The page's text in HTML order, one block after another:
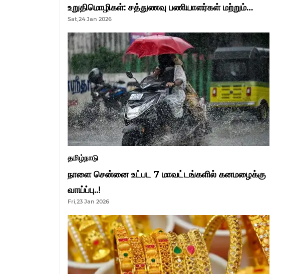
உறுதிமொழிகள்: சத்துணவு பணியாளர்கள் மற்றும்
ஆசிரியர்களுக்கு ஜாக்பாட்!
Sat,24 Jan 2026
தமிழ்நாடு
நாளை சென்னை உட்பட 7 மாவட்டங்களில் கனமழைக்கு
வாய்ப்பு..!
Fri,23 Jan 2026